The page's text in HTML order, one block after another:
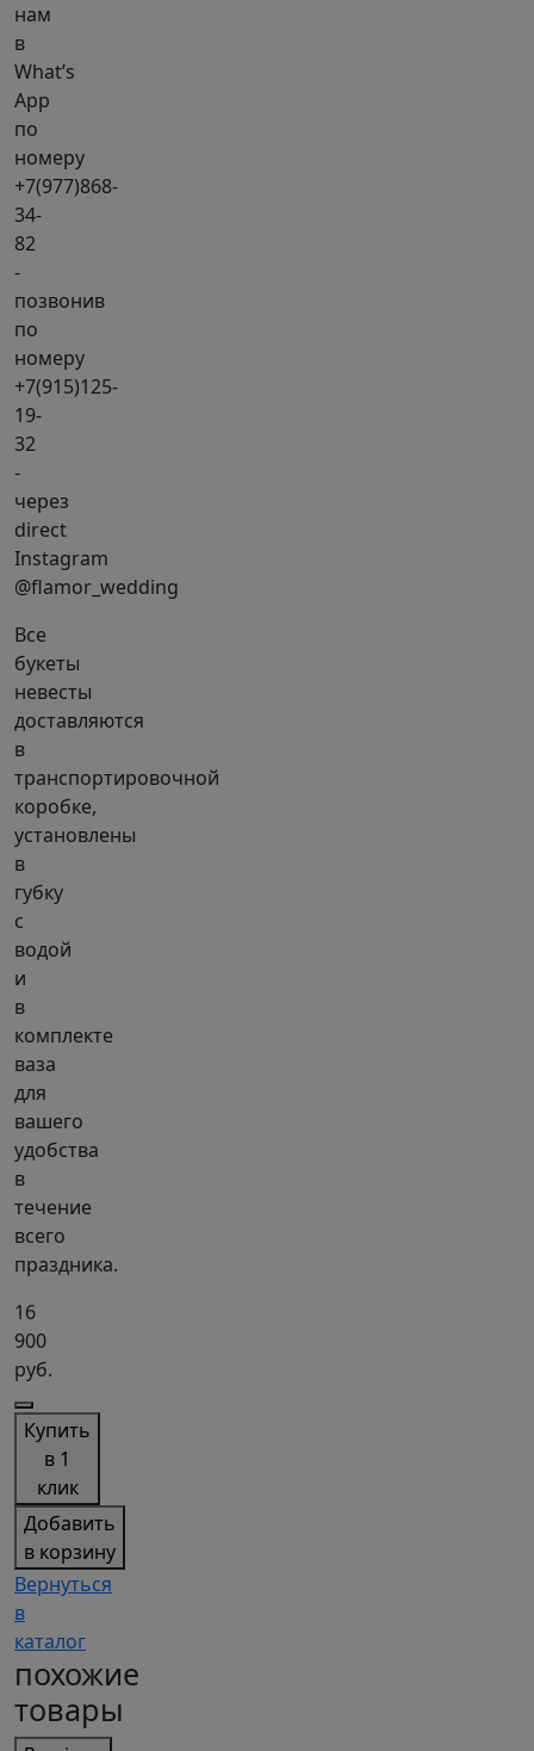
нам
в
What’s
App
по
номеру
+7(977)868-
34-
82
-
позвонив
по
номеру
+7(915)125-
19-
32
-
через
direct
Instagram
@flamor_wedding
Все
букеты
невесты
доставляются
в
транспортировочной
коробке,
установлены
в
губку
с
водой
и
в
комплекте
ваза
для
вашего
удобства
в
течение
всего
праздника.
16
900
руб.
Купить
в 1
клик
Добавить
в корзину
Вернуться
в
каталог
похожие
товары